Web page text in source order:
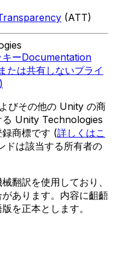
(ATT)
キーDocumentation
たは共有しないプライ
びその他の Unity の商
る Unity Technologies
商標です (詳しくはこ
ドは該当する所有者の
翻訳を使用しており、
あります。内容に齟齬
を正本とします。